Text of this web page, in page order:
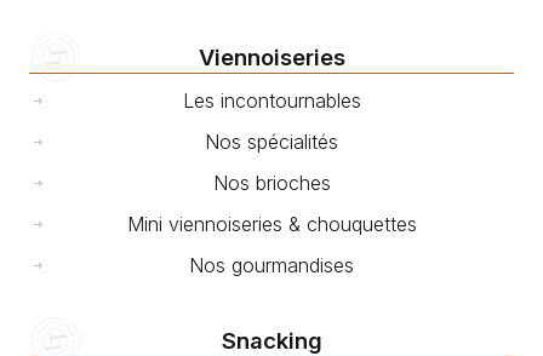
Viennoiseries
Les incontournables
Nos spécialités
Nos brioches
Mini viennoiseries & chouquettes
Nos gourmandises
Snacking